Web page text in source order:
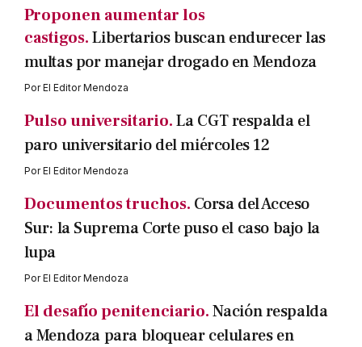
Proponen aumentar los
castigos.Libertarios buscan endurecer las
multas por manejar drogado en Mendoza
PorEl Editor Mendoza
Pulso universitario.La CGT respalda el
paro universitario del miércoles 12
PorEl Editor Mendoza
Documentos truchos. Corsa del Acceso
Sur: la Suprema Corte puso el caso bajo la
lupa
PorEl Editor Mendoza
El desafío penitenciario.Nación respalda
a Mendoza para bloquear celulares en